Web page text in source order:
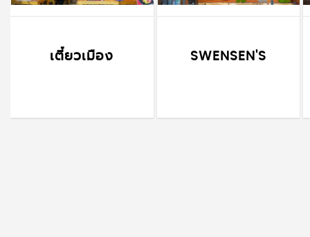
เตี๋ยวเมือง SWENSEN'S